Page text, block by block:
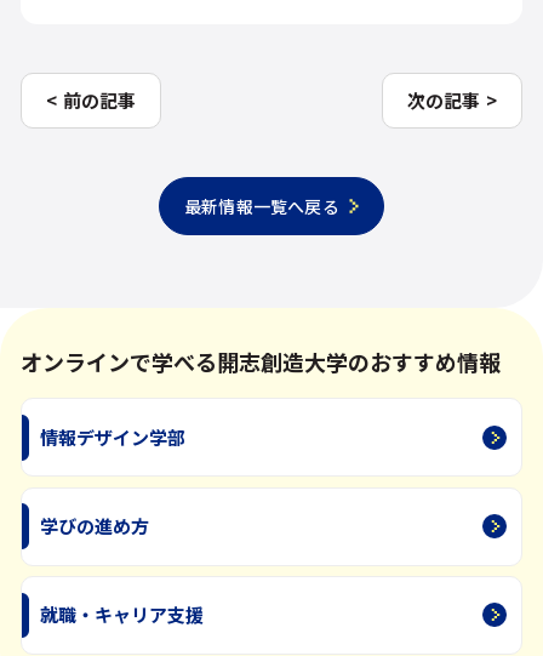
前の記事 次の記事
最新情報一覧へ戻る
オンラインで学べる開志創造大学のおすすめ情報
情報デザイン学部
学びの進め方
就職・キャリア支援